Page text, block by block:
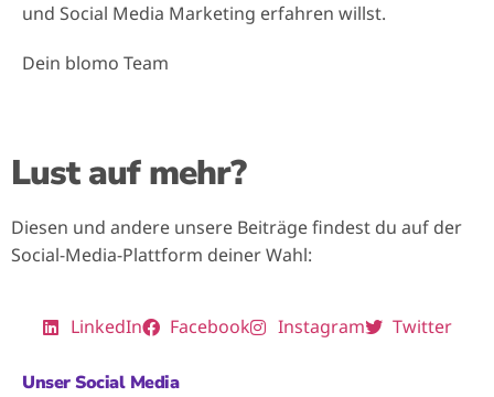
und Social Media Marketing erfahren willst.
Dein blomo Team
Lust auf mehr?
Diesen und andere unsere Beiträge findest du auf der
Social-Media-Plattform deiner Wahl:
LinkedIn Facebook Instagram Twitter
Unser Social Media